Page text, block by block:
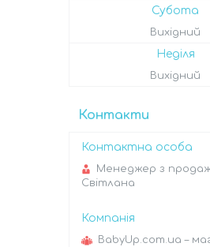
Субота
Вихідний
Неділя
Вихідний
Контакти
Менеджер з
Світлана
BabyUp.com.ua –